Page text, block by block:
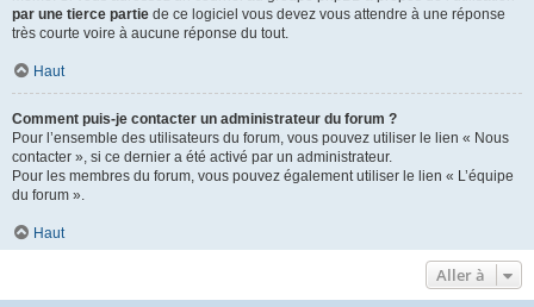
par une tierce partie de ce logiciel vous devez vous attendre à une réponse
très courte voire à aucune réponse du tout.
Haut
Comment puis-je contacter un administrateur du forum ?
Pour l’ensemble des utilisateurs du forum, vous pouvez utiliser le lien « Nous
contacter », si ce dernier a été activé par un administrateur.
Pour les membres du forum, vous pouvez également utiliser le lien « L’équipe
du forum ».
Haut
Aller à